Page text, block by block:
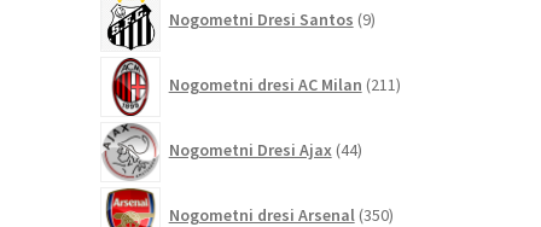
Nogometni Dresi Santos 9izdelkov
Nogometni dresi AC Milan 211izdelkov
Nogometni Dresi Ajax 44izdelkov
Nogometni dresi Arsenal 350